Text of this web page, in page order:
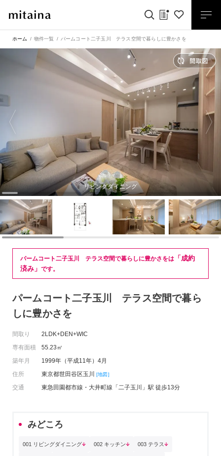
ホーム 物件一覧 パームコート二子玉川 テラス空間で暮らしに豊かさを
リビングダイニング
パームコート二子玉川 テラス空間で暮らしに豊かさをは 「成約
済み」 です。
パームコート二子玉川 テラス空間で暮ら
しに豊かさを
間取り
2LDK+DEN+WIC
専有面積
55.23㎡
築年月
1999年（平成11年）4月
住所
東京都世田谷区玉川 [地図]
交通 東急田園都市線・大井町線「二子玉川」駅 徒歩13分
みどころ
001 リビングダイニング 002 キッチン 003 テラス